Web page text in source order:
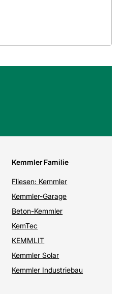
Kemmler Familie
Fliesen: Kemmler
Kemmler-Garage
Beton-Kemmler
KemTec
KEMMLIT
Kemmler Solar
Kemmler Industriebau